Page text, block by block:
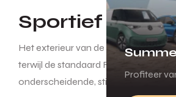
Profiteer
Sportief
Het exterieur van de SEAT Ibiza
terwijl de standaard Full LED-
onderscheidende, stijlvolle finishing